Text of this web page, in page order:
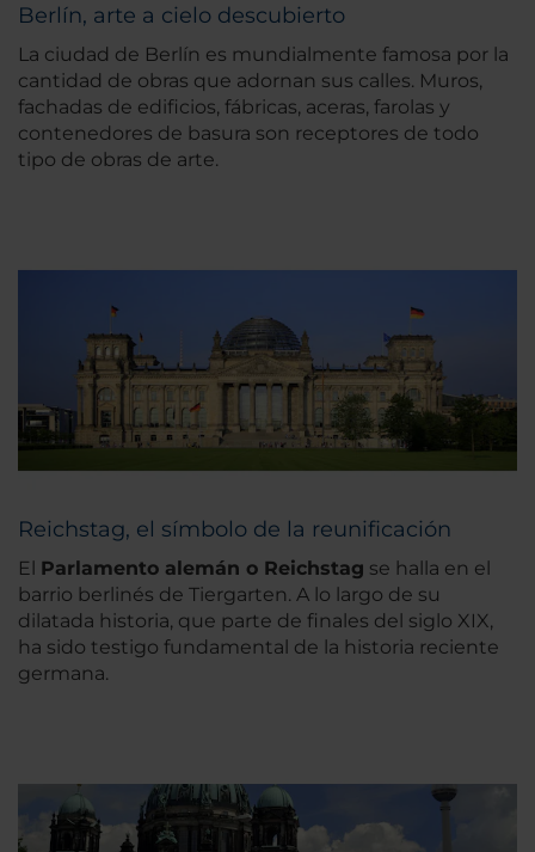
Berlín, arte a cielo descubierto
La ciudad de Berlín es mundialmente famosa por la
cantidad de obras que adornan sus calles. Muros,
fachadas de edificios, fábricas, aceras, farolas y
contenedores de basura son receptores de todo
tipo de obras de arte.
Reichstag, el símbolo de la reunificación
El Parlamento alemán o Reichstag se halla en el
barrio berlinés de Tiergarten. A lo largo de su
dilatada historia, que parte de finales del siglo XIX,
ha sido testigo fundamental de la historia reciente
germana.